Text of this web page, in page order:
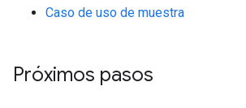
Caso de uso de muestra
Próximos pasos